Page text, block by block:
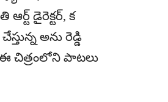
డైరెక్టర్‌, క
అను రెడ్డి
ఈ చిత్రంలోని పాటలు